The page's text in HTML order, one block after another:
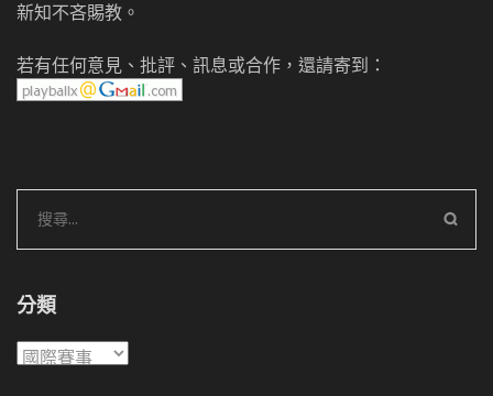
新知不吝賜教。
若有任何意見、批評、訊息或合作，還請寄到：
搜
鍵
分類
分